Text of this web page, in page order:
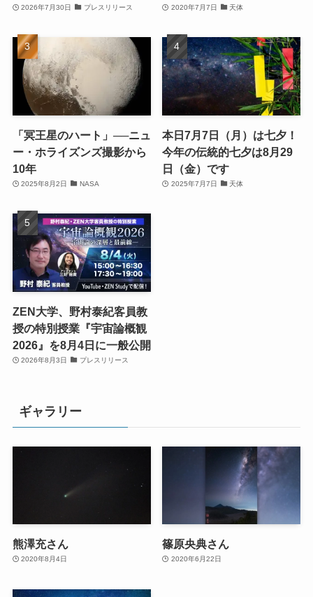
2026年7月30日 プレスリリース 2020年7月7日 天体
「冥王星のハート」──ニュ
ー・ホライズンズ撮影から
10年
2025年8月2日 NASA
本日7月7日（月）は七夕！
今年の伝統的七夕は8月29
日（金）です
2025年7月7日 天体
ZEN大学、野村泰紀客員教
授の特別授業『宇宙論概観
2026』を8月4日に一般公開
2026年8月3日 プレスリリース
ギャラリー
熊澤充さん
2020年8月4日
篠原央典さん
2020年6月22日